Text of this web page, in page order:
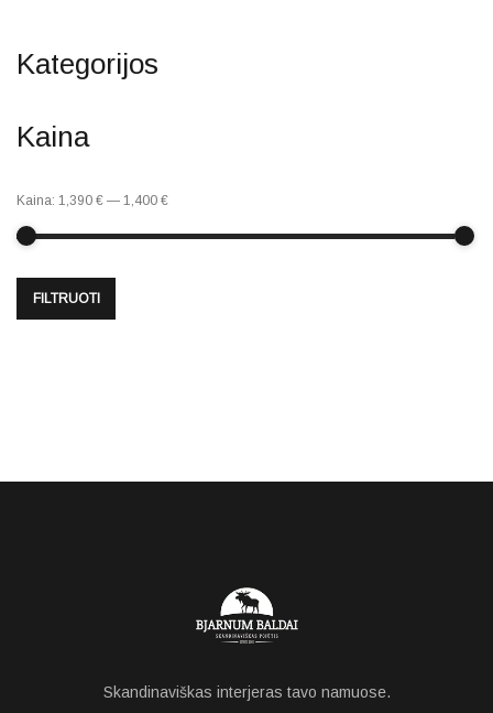
Kategorijos
Kaina
FILTRUOTI
Kaina: 1,390 € — 1,400 €
Skandinaviškas interjeras tavo namuose.